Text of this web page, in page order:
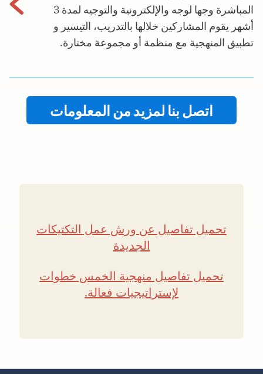
المباشرة وجها لوجه والإلكترونية والتوجيه لمدة 3
أشهر يقوم المشاركين خلالها بالتدريب، التيسير و
تطبيق المنهجية مع منظمة أو مجموعة مختارة.
اتصل بنا لمزيد من المعلومات
تحميل تفاصيل عن ورش عمل التكتيكات
الجديدة
تحميل تفاصيل منهجية الخمس خطوات
لإستراتيجيات فعالة.